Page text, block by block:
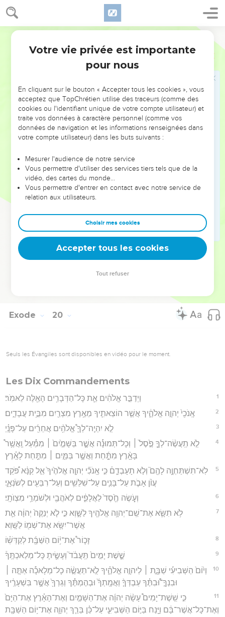
Exode 19
15 וַיֹּ֙אמֶר֙ אֶל־הָעָ֔ם הֱי֥וּ נְכֹנִ֖ים לִשְׁלֹ֣שֶׁת יָמִ֑ים אַֽל־תִּגְּשׁ֖וּ אֶל־אִשָּֽׁה׃
וַיְהִי֩ בַיּ֨וֹם הַשְּׁלִישִׁ֜י בִּֽהְיֹ֣ת הַבֹּ֗קֶר וַיְהִי֩ קֹלֹ֨ת וּבְרָקִ֜ים וְעָנָ֤ן כָּבֵד֙
17
וַיּוֹצֵ֨א מֹשֶׁ֧ה אֶת־הָעָ֛ם לִקְרַ֥את הָֽאֱלֹהִ֖ים מִן־הַֽמַּחֲנֶ֑ה וַיִּֽתְיַצְּב֖וּ
18
הַכִּבְשָׁ֔ן וַיֶּחֱרַ֥ד כָּל־הָהָ֖ר מְאֹֽד׃
וַיְהִי֙ ק֣וֹל הַשּׁוֹפָ֔ר הוֹלֵ֖ךְ וְחָזֵ֣ק מְאֹ֑ד מֹשֶׁ֣ה יְדַבֵּ֔ר וְהָאֱלֹהִ֖ים יַעֲנֶ֥נּוּ בְקֽוֹל׃
וַיֵּ֧רֶד יְהוָ֛ה עַל־הַ֥ר סִינַ֖י אֶל־רֹ֣אשׁ הָהָ֑ר וַיִּקְרָ֨א יְהוָ֧ה לְמֹשֶׁ֛ה אֶל־רֹ֥אשׁ
הָהָ֖ר וַיַּ֥עַל מֹשֶֽׁה׃
וְנָפַ֥ל מִמֶּ֖נּוּ רָֽב׃
וְגַ֧ם הַכֹּהֲנִ֛ים הַנִּגָּשִׁ֥ים אֶל־יְהוָ֖ה יִתְקַדָּ֑שׁוּ פֶּן־יִפְרֹ֥ץ בָּהֶ֖ם יְהוָֽה׃
וַיֹּ֤אמֶר מֹשֶׁה֙ אֶל־יְהוָ֔ה לֹא־יוּכַ֣ל הָעָ֔ם לַעֲלֹ֖ת אֶל־הַ֣ר סִינָ֑י כִּֽי־אַתָּ֞ה
וַיֹּ֨אמֶר אֵלָ֤יו יְהוָה֙ לֶךְ־רֵ֔ד וְעָלִ֥יתָ אַתָּ֖ה וְאַהֲרֹ֣ן עִמָּ֑ךְ וְהַכֹּהֲנִ֣ים וְהָעָ֗ם
אַל־יֶֽהֶרְס֛וּ לַעֲלֹ֥ת אֶל־יְהוָ֖ה פֶּן־יִפְרָץ־בָּֽם׃
וַיֵּ֥רֶד מֹשֶׁ֖ה אֶל־הָעָ֑ם וַיֹּ֖אמֶר אֲלֵהֶֽם׃
Hébreu : © Westminster Leningrad Codex - tanach.us --- Grec : © 2010 by the
Exode 20
Seuls les Évangiles sont disponibles en vidéo pour le moment.
Les Dix Commandements
1 וַיְדַבֵּ֣ר אֱלֹהִ֔ים אֵ֛ת כָּל־הַדְּבָרִ֥ים הָאֵ֖לֶּה לֵאמֹֽר׃
2 אָֽנֹכִ֖י֙ יְהוָ֣ה אֱלֹהֶ֑֔יךָ אֲשֶׁ֧ר הוֹצֵאתִ֛יךָ מֵאֶ֥רֶץ מִצְרַ֖יִם מִבֵּ֣֥ית עֲבָדִֽ֑ים׃
3 לֹֽ֣א יִהְיֶֽה־לְךָ֛֩ אֱלֹהִ֥֨ים אֲחֵרִ֖֜ים עַל־פָּנָֽ֗יַ
4
לֹֽ֣א תַֽעֲשֶׂ֨ה־לְךָ֥֣ פֶ֣֙סֶל֙ ׀ וְכָל־תְּמוּנָ֡֔ה אֲשֶׁ֤֣ר בַּשָּׁמַ֣֙יִם֙ ׀ מִמַּ֡֔עַל וַֽאֲשֶׁ֥ר֩
בָּאָ֖֨רֶץ מִתַָּ֑֜חַת וַאֲשֶׁ֥֣ר בַּמַּ֖֣יִם ׀ מִתַּ֥֣חַת לָאָֽ֗רֶץ
5
לֹֽא־תִשְׁתַּחְוֶ֥֣ה לָהֶ֖ם֮ וְלֹ֣א תָעָבְדֵ֑ם֒ כִּ֣י אָֽנֹכִ֞י יְהוָ֤ה אֱלֹהֶ֙יךָ֙ אֵ֣ל קַנָּ֔א פֹּ֠קֵד
עֲוֺ֨ן אָבֹ֧ת עַל־בָּנִ֛ים עַל־שִׁלֵּשִׁ֥ים וְעַל־רִבֵּעִ֖ים לְשֹׂנְאָֽ֑י׃
6 וְעֹ֥֤שֶׂה חֶ֖֙סֶד֙ לַאֲלָפִ֑֔ים לְאֹהֲבַ֖י וּלְשֹׁמְרֵ֥י מִצְוֺתָֽי׃
7
לֹ֥א תִשָּׂ֛א אֶת־שֵֽׁם־יְהוָ֥ה אֱלֹהֶ֖יךָ לַשָּׁ֑וְא כִּ֣י לֹ֤א יְנַקֶּה֙ יְהוָ֔ה אֵ֛ת
אֲשֶׁר־יִשָּׂ֥א אֶת־שְׁמ֖וֹ לַשָּֽׁוְא׃
8 זָכ֛וֹר֩ אֶת־י֥֨וֹם הַשַּׁבָּ֖֜ת לְקַדְּשֽׁ֗וֹ
9 שֵׁ֤֣שֶׁת יָמִ֣ים֙ תַּֽעֲבֹ֔ד֮ וְעָשִׂ֖֣יתָ כָּל־מְלַאכְתֶּֽךָ֒
10
וְי֙וֹם֙ הַשְּׁבִיעִ֔֜י שַׁבָּ֖֣ת ׀ לַיהוָ֣ה אֱלֹהֶ֑֗יךָ לֹֽ֣א־תַעֲשֶׂ֣֨ה כָל־מְלָאכָ֡֜ה אַתָּ֣ה ׀
וּבִנְךָֽ֣־וּ֠בִתֶּ֗ךָ עַבְדְּךָ֤֨ וַאֲמָֽתְךָ֜֙ וּבְהֶמְתֶּ֔֗ךָ וְגֵרְךָ֖֙ אֲשֶׁ֥֣ר בִּשְׁעָרֶֽ֔יךָ
11
כִּ֣י שֵֽׁשֶׁת־יָמִים֩ עָשָׂ֨ה יְהוָ֜ה אֶת־הַשָּׁמַ֣יִם וְאֶת־הָאָ֗רֶץ אֶת־הַיָּם֙
וְאֶת־כָּל־אֲשֶׁר־בָּ֔ם וַיָּ֖נַח בַּיּ֣וֹם הַשְּׁבִיעִ֑י עַל־כֵּ֗ן בֵּרַ֧ךְ יְהוָ֛ה אֶת־י֥וֹם הַשַּׁבָּ֖ת
Votre vie privée est importante
pour nous
En cliquant sur le bouton « Accepter tous les cookies », vous
acceptez que TopChrétien utilise des traceurs (comme des
cookies ou l'identifiant unique de votre compte utilisateur) et
traite vos données à caractère personnel (comme vos
données de navigation et les informations renseignées dans
votre compte utilisateur) dans les buts suivants :
Mesurer l'audience de notre service
Vous permettre d'utiliser des services tiers tels que de la
vidéo, des cartes du monde…
Vous permettre d'entrer en contact avec notre service de
relation aux utilisateurs.
Choisir mes cookies
Accepter tous les cookies
Tout refuser